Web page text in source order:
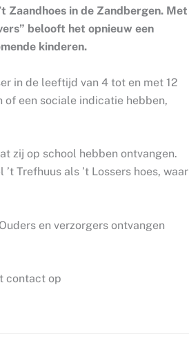
Zaandhoes in de Zandbergen. Met
belooft het opnieuw een
kinderen.
in de leeftijd van 4 tot en met 12
een sociale indicatie hebben,
zij op school hebben ontvangen.
Trefhuus als ’t Lossers hoes, waar
en verzorgers ontvangen
contact op